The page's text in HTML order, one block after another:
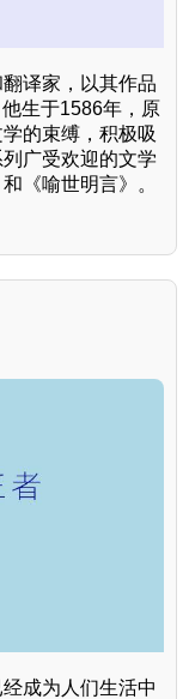
译家，以其作品
生于1586年，原
的束缚，积极吸
广受欢迎的文学
《喻世明言》。
成为人们生活中